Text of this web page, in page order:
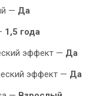
— Да
1,5 года
эффект — Да
эффект — Да